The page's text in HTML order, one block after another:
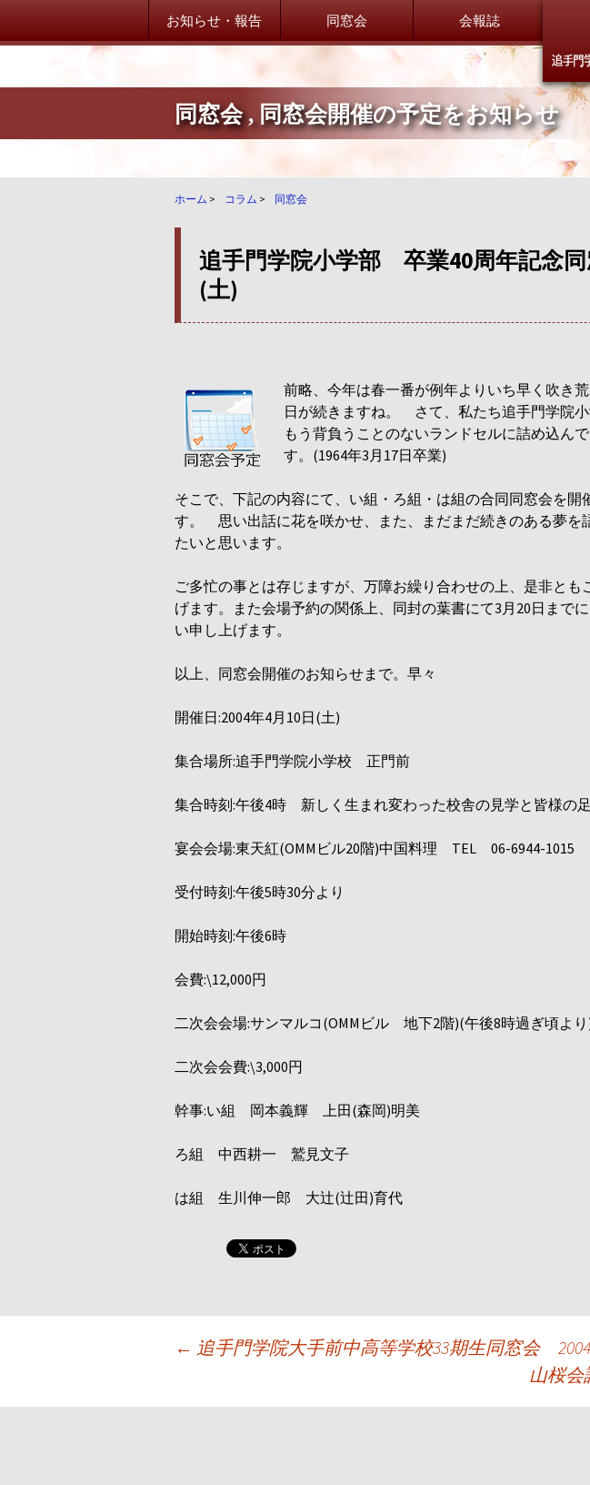
お知らせ・報告
山桜会からのお知らせ
山桜会からのお知らせ
卒業生だより！
学校・在校生だより
学校・在校生からのご案内
委員会だより
総務委員会
同窓会サポート委員会
同窓会 会報誌
同窓会, 同窓会開催の予定をお知らせ
ホーム > コラム > 同窓会
追手門学院小学部 卒業40周年記念
(土)
前略、今年は春一番が例年よりいち早く吹き
日が続きますね。 さて、私たち追手門学院
もう背負うことのないランドセルに詰め込ん
す。(1964年3月17日卒業)
そこで、下記の内容にて、い組・ろ組・は組の合同同窓会を開
す。 思い出話に花を咲かせ、また、まだまだ続きのある夢を
たいと思います。
ご多忙の事とは存じますが、万障お繰り合わせの上、是非と
げます。また会場予約の関係上、同封の葉書にて3月20日まで
い申し上げます。
以上、同窓会開催のお知らせまで。早々
開催日:2004年4月10日(土)
集合場所:追手門学院小学校 正門前
集合時刻:午後4時 新しく生まれ変わった校舎の見学と皆様の足
宴会会場:東天紅(OMMビル20階)中国料理 TEL 06-6944-1015
受付時刻:午後5時30分より
開始時刻:午後6時
会費:\12,000円
二次会会場:サンマルコ(OMMビル 地下2階)(午後8時過ぎ頃よ
二次会会費:\3,000円
幹事:い組 岡本義輝 上田(森岡)明美
ろ組 中西耕一 鷲見文子
は組 生川伸一郎 大辻(辻田)育代
← 追手門学院大手前中高等学校33期生同窓会
山桜会